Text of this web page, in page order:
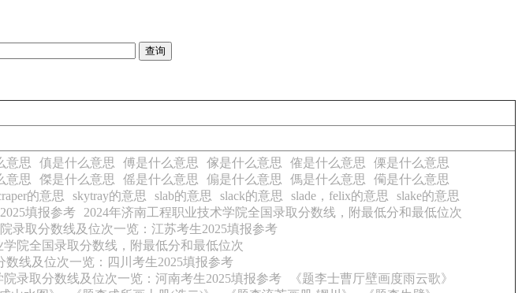
意思 傎是什么意思 傅是什么意思 傢是什么意思 傕是什么意思
傈是什么意思
意思 傑是什么意思 傜是什么意思 傓是什么意思 傌是什么意思
僃是什么意思
的意思 skytray的意思 slab的意思 slack的意思 slade，felix的意思
slake的意思
填报参考
2024年济南工程职业技术学院全国录取分数线，附最低分和最低位次
录取分数线及位次一览：江苏考生2025填报参考
学院全国录取分数线，附最低分和最低位次
数线及位次一览：四川考生2025填报参考
院录取分数线及位次一览：河南考生2025填报参考
《题李士曹厅壁画度雨云歌》